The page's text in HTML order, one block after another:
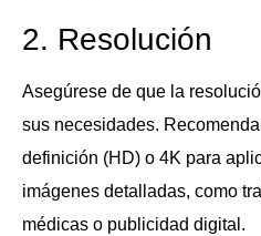
2. Resolución
Asegúrese de que la
sus necesidades.
definición (HD) o 4K para
imágenes detalladas, como
médicas o publicidad digital.